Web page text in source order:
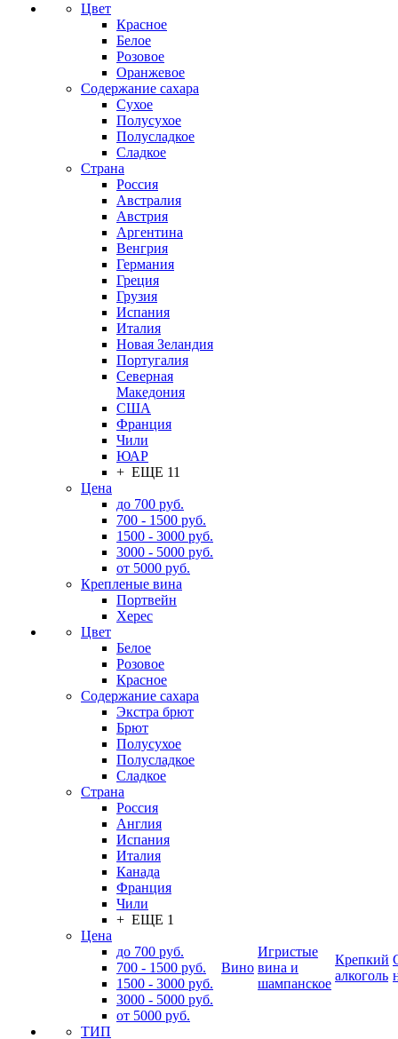
Цвет
Красное
Белое
Розовое
Оранжевое
Содержание сахара
Сухое
Полусухое
Полусладкое
Сладкое
Страна
Россия
Австралия
Австрия
Аргентина
Венгрия
Германия
Греция
Грузия
Испания
Италия
Новая Зеландия
Португалия
Северная
Македония
США
Франция
Чили
ЮАР
+ ЕЩЕ 11
Цена
до 700 руб.
700 - 1500 руб.
1500 - 3000 руб.
3000 - 5000 руб.
от 5000 руб.
Крепленые вина
Портвейн
Херес
Цвет
Белое
Розовое
Красное
Содержание сахара
Экстра брют
Брют
Полусухое
Полусладкое
Сладкое
Страна
Россия
Англия
Испания
Италия
Канада
Франция
Чили
+ ЕЩЕ 1
Цена
до 700 руб.
700 - 1500 руб.
1500 - 3000 руб.
3000 - 5000 руб.
от 5000 руб.
ТИП
Вино
Игристые
вина и
шампанское
Крепкий
алкоголь